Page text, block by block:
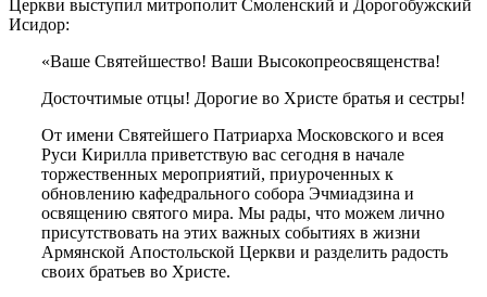
Церкви выступил митрополит Смоленский и Дорогобужский
Исидор:
«Ваше Святейшество! Ваши Высокопреосвященства!
Досточтимые отцы! Дорогие во Христе братья и сестры!
От имени Святейшего Патриарха Московского и всея
Руси Кирилла приветствую вас сегодня в начале
торжественных мероприятий, приуроченных к
обновлению кафедрального собора Эчмиадзина и
освящению святого мира. Мы рады, что можем лично
присутствовать на этих важных событиях в жизни
Армянской Апостольской Церкви и разделить радость
своих братьев во Христе.